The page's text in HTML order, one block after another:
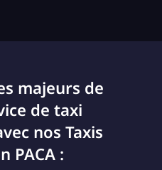
majeurs de
de taxi
nos Taxis
PACA :